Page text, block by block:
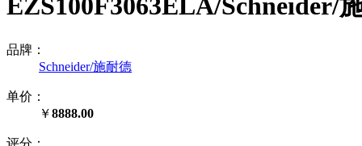
品牌：
Schneider/施耐德
单价：
￥8888.00
评分：